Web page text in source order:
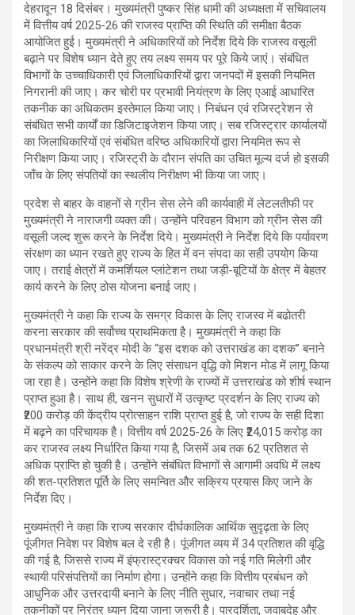
देहरादून 18 दिसंबर। मुख्यमंत्री पुष्कर सिंह धामी की अध्यक्षता में सचिवालय
में वित्तीय वर्ष 2025-26 की राजस्व प्राप्ति की स्थिति की समीक्षा बैठक
आयोजित हुई। मुख्यमंत्री ने अधिकारियों को निर्देश दिये कि राजस्व वसूली
बढ़ाने पर विशेष ध्यान देते हुए तय लक्ष्य समय पर पूरे किये जाएं। संबंधित
विभागों के उच्चाधिकारी एवं जिलाधिकारियों द्वारा जनपदों में इसकी नियमित
निगरानी की जाए। कर चोरी पर प्रभावी नियंत्रण के लिए एआई आधारित
तकनीक का अधिकतम इस्तेमाल किया जाए। निबंधन एवं रजिस्ट्रेशन से
संबंधित सभी कार्यों का डिजिटाइजेशन किया जाए। सब रजिस्ट्रार कार्यालयों
का जिलाधिकारियों एवं संबंधित वरिष्ठ अधिकारियों द्वारा नियमित रूप से
निरीक्षण किया जाए। रजिस्ट्री के दौरान संपति का उचित मूल्य दर्ज हो इसकी
जाँच के लिए संपतियों का स्थलीय निरीक्षण भी किया जा जाए।
प्रदेश से बाहर के वाहनों से ग्रीन सेस लेने की कार्यवाही में लेटलतीफी पर
मुख्यमंत्री ने नाराजगी व्यक्त की। उन्होंने परिवहन विभाग को ग्रीन सेस की
वसूली जल्द शुरू करने के निर्देश दिये। मुख्यमंत्री ने निर्देश दिये कि पर्यावरण
संरक्षण का ध्यान रखते हुए राज्य के हित में वन संपदा का सही उपयोग किया
जाए। तराई क्षेत्रों में कमर्शियल प्लांटेशन तथा जड़ी-बूटियों के क्षेत्र में बेहतर
कार्य करने के लिए ठोस योजना बनाई जाए।
मुख्यमंत्री ने कहा कि राज्य के समग्र विकास के लिए राजस्व में बढोतरी
करना सरकार की सर्वोच्च प्राथमिकता है। मुख्यमंत्री ने कहा कि
प्रधानमंत्री श्री नरेंद्र मोदी के “इस दशक को उत्तराखंड का दशक” बनाने
के संकल्प को साकार करने के लिए संसाधन वृद्धि को मिशन मोड में लागू किया
जा रहा है। उन्होंने कहा कि विशेष श्रेणी के राज्यों में उत्तराखंड को शीर्ष स्थान
प्राप्त हुआ है। साथ ही, खनन सुधारों में उत्कृष्ट प्रदर्शन के लिए राज्य को
₹200 करोड़ की केंद्रीय प्रोत्साहन राशि प्राप्त हुई है, जो राज्य के सही दिशा
में बढ़ने का परिचायक है। वित्तीय वर्ष 2025-26 के लिए ₹24,015 करोड़ का
कर राजस्व लक्ष्य निर्धारित किया गया है, जिसमें अब तक 62 प्रतिशत से
अधिक प्राप्ति हो चुकी है। उन्होंने संबंधित विभागों से आगामी अवधि में लक्ष्य
की शत-प्रतिशत पूर्ति के लिए समन्वित और सक्रिय प्रयास किए जाने के
निर्देश दिए।
मुख्यमंत्री ने कहा कि राज्य सरकार दीर्घकालिक आर्थिक सुदृढ़ता के लिए
पूंजीगत निवेश पर विशेष बल दे रही है। पूंजीगत व्यय में 34 प्रतिशत की वृद्धि
की गई है, जिससे राज्य में इंफ्रास्ट्रक्चर विकास को नई गति मिलेगी और
स्थायी परिसंपत्तियों का निर्माण होगा। उन्होंने कहा कि वित्तीय प्रबंधन को
आधुनिक और उत्तरदायी बनाने के लिए नीति सुधार, नवाचार तथा नई
तकनीकों पर निरंतर ध्यान दिया जाना जरूरी है। पारदर्शिता, जवाबदेह और